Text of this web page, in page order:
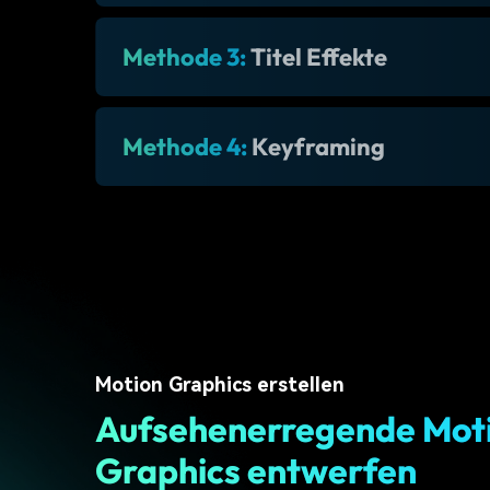
Methode 3:Titel Effekte
Methode 4:Keyframing
Motion Graphics erstellen
Aufsehenerregende
Graphics entwerfen